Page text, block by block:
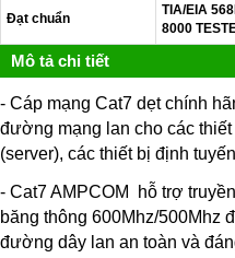
Đạt chuẩn
TIA/EIA
8000
Mô tả chi tiết
- Cáp mạng Cat7 dẹt chính
đường mạng lan cho các
(server), các thiết bị định
- Cat7 AMPCOM hỗ trợ
băng thông 600Mhz/500Mhz
đường dây lan an toàn và